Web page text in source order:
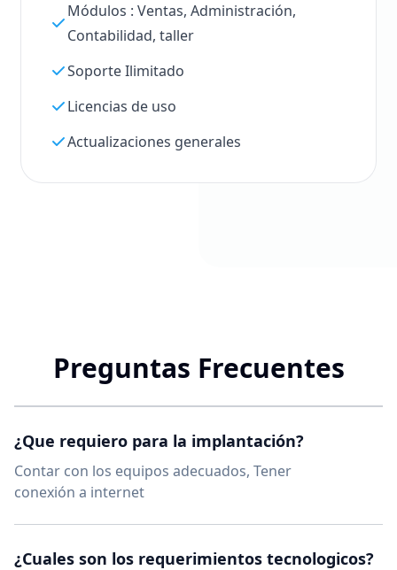
Módulos : Ventas, Administración,
Contabilidad, taller
Soporte Ilimitado
Licencias de uso
Actualizaciones generales
Preguntas Frecuentes
¿Que requiero para la implantación?
Contar con los equipos adecuados, Tener
conexión a internet
¿Cuales son los requerimientos tecnologicos?